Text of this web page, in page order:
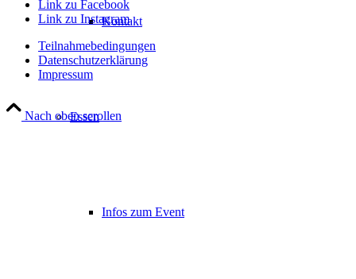
Kontakt
Essen
Infos zum Event
Link zu Facebook
Link zu Instagram
Teilnahmebedingungen
Datenschutzerklärung
Impressum
Nach oben scrollen